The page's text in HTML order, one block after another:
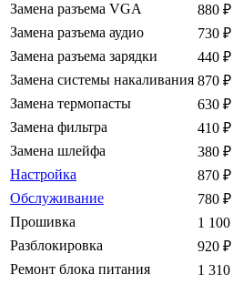
Замена разъема VGA
880 ₽
Замена разъема аудио
730 ₽
Замена разъема зарядки
440 ₽
Замена системы накаливания 870 ₽
Замена термопасты
630 ₽
Замена фильтра
410 ₽
Замена шлейфа
380 ₽
Настройка
870 ₽
Обслуживание
780 ₽
Прошивка
1 100
Разблокировка
920 ₽
Ремонт блока питания
1 310